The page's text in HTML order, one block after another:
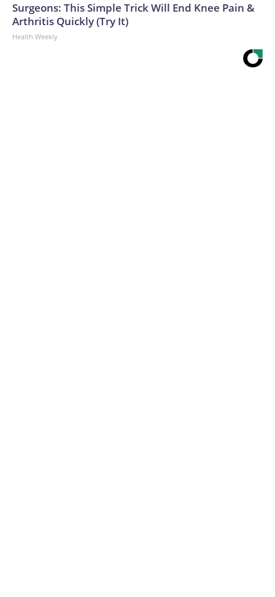
Surgeons: This Simple Trick Will End Knee Pain &
Arthritis Quickly (Try It)
Health Weekly